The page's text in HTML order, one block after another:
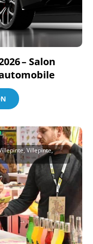
– Salon
Villepinte,